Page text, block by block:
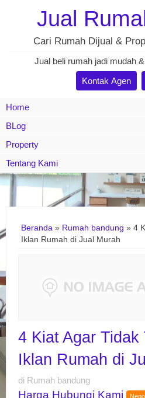
Jual
Cari Rumah Dijual &
Jual beli rumah jadi mudah
Kontak Agen
Home
BLog
Property
Tentang Kami
Beranda » Rumah bandung » 4
Iklan Rumah di Jual Murah
4 Kiat Agar Tidak
Iklan Rumah di
di Rumah bandung
Harga Hubungi Kami Nego